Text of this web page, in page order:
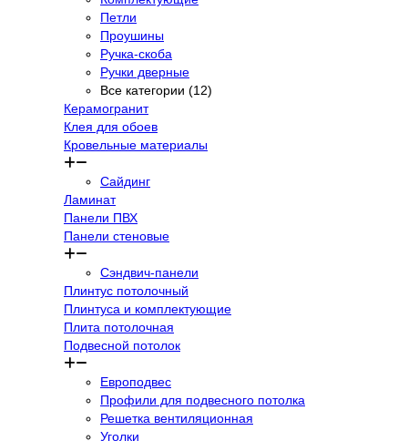
Петли
Проушины
Ручка-скоба
Ручки дверные
Все категории (12)
Керамогранит
Клея для обоев
Кровельные материалы
Сайдинг
Ламинат
Панели ПВХ
Панели стеновые
Сэндвич-панели
Плинтус потолочный
Плинтуса и комплектующие
Плита потолочная
Подвесной потолок
Европодвес
Профили для подвесного потолка
Решетка вентиляционная
Уголки